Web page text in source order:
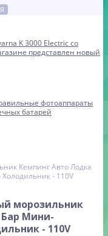
K 3000 Electric со
представлен новый
фотоаппараты
батарей
Кемпинг Авто Лодка
- 110V
морозильник
Мини-
- 110V